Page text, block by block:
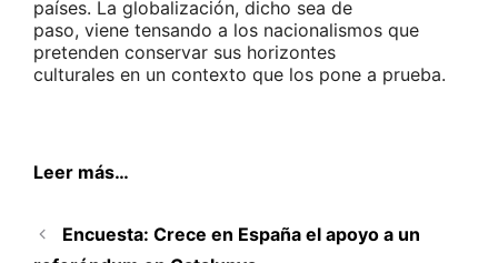
países. La globalización, dicho sea de
paso, viene tensando a los nacionalismos que
pretenden conservar sus horizontes
culturales en un contexto que los pone a prueba.
Leer más…
Encuesta: Crece en España el apoyo a un